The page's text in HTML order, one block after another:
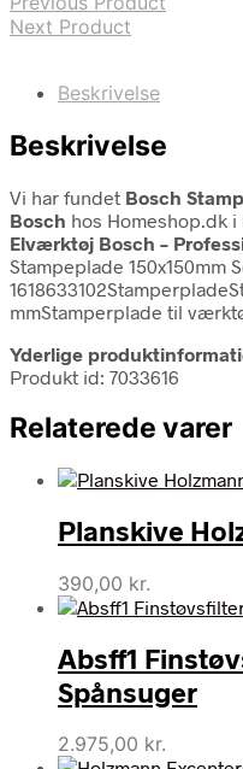
Next Product
Beskrivelse
Beskrivelse
Vi har fundet Bosch
Bosch hos Homeshop.dk
Elværktøj Bosch –
Stampeplade 150x150mm
mmStamperplade til
Yderlige
Produkt id: 7033616
Relaterede varer
Planskive
390,00 kr.
Absff1
Spånsuger
2.975,00 kr.